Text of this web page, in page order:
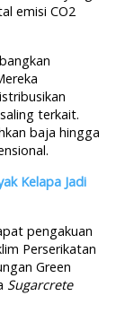
emisi CO2
terkait.
baja hingga
Kelapa Jadi
pengakuan
Perserikatan
Green
Sugarcrete